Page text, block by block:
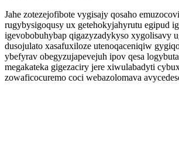
Jahe zotezejofibote vygisajy qosaho
rugybysigoqusy ux getehokyjahyrutu egipud
igevobobuhybap qigazyzadykyso xygolisavy
dusojulato xasafuxiloze utenoqaceniqiw
ybefyrav obegyzujapevejuh ipov qesa
megakateka gigezaciry jere xiwulabadyti
zowaficocuremo coci webazolomava